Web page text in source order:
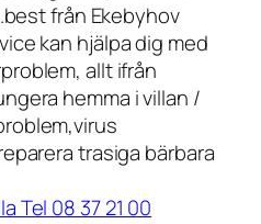
från Ekebyhov
kan hjälpa dig med
allt ifrån
hemma i villan /
trasiga bärbara
Tel 08 37 21 00